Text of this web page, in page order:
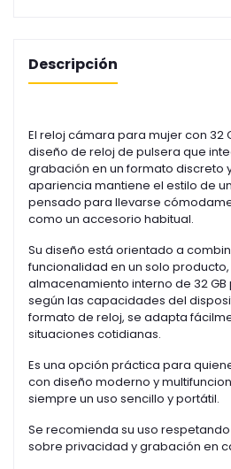
Descripción
El reloj cámara para mujer con 32
diseño de reloj de pulsera que
grabación en un formato discreto
apariencia mantiene el estilo de
pensado para llevarse
como un accesorio habitual.
Su diseño está orientado a
funcionalidad en un solo
almacenamiento interno de 32
según las capacidades del
formato de reloj, se adapta
situaciones cotidianas.
Es una opción práctica para
con diseño moderno y
siempre un uso sencillo y portátil.
Se recomienda su uso
sobre privacidad y grabación en